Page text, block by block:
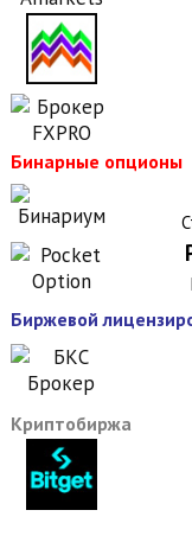
Бинарные опционы
Биржевой
Криптобиржа